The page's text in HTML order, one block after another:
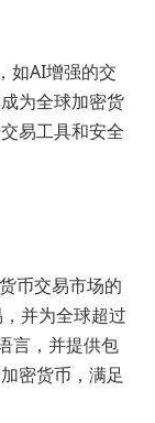
如AI增强的交
为全球加密货
易工具和安全
币交易市场的
并为全球超过
言，并提供包
密货币，满足